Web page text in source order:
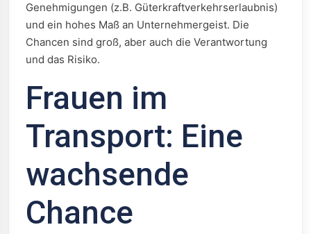
Genehmigungen (z.B. Güterkraftverkehrserlaubnis)
und ein hohes Maß an Unternehmergeist. Die
Chancen sind groß, aber auch die Verantwortung
und das Risiko.
Frauen im
Transport: Eine
wachsende
Chance